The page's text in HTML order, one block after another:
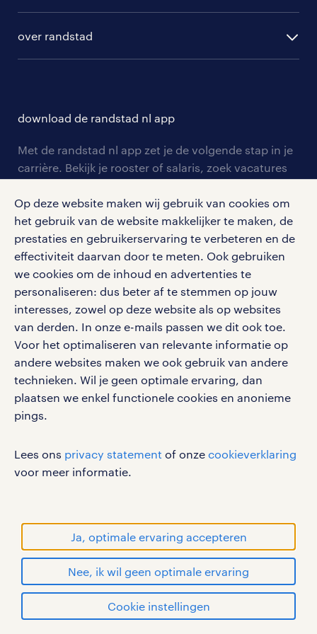
Op deze website maken wij gebruik van cookies om
het gebruik van de website makkelijker te maken, de
prestaties en gebruikerservaring te verbeteren en de
effectiviteit daarvan door te meten. Ook gebruiken
we cookies om de inhoud en advertenties te
personaliseren: dus beter af te stemmen op jouw
interesses, zowel op deze website als op websites
van derden. In onze e-mails passen we dit ook toe.
Voor het optimaliseren van relevante informatie op
andere websites maken we ook gebruik van andere
technieken. Wil je geen optimale ervaring, dan
plaatsen we enkel functionele cookies en anonieme
pings.
Lees ons privacy statement of onze cookieverklaring
voor meer informatie.
Ja, optimale ervaring accepteren
Nee, ik wil geen optimale ervaring
Cookie instellingen
hr-diensten
tarieven
personeel gezocht
aanmelden nieuwsbrief
solliciteren
blogs en artikelen
salarischecker
bruto-netto calculator
over randstad
onze vestigingen
klachten en misstanden
download de randstad nl app
Met de randstad nl app zet je de volgende stap in je
carrière. Bekijk je rooster of salaris, zoek vacatures
Eenvoudig, snel en overal.
apple app store
google play store
social media
Volg ons voor de leukste content omtrent
vacatures, solliciteren en inspiratie.
werken bij randstad
gebruikersvoorwaarden
disclaimer
sitemap
RANDSTAD, HUMAN FORWARD en SHAPING THE
WORLD OF WORK zijn geregistreerde